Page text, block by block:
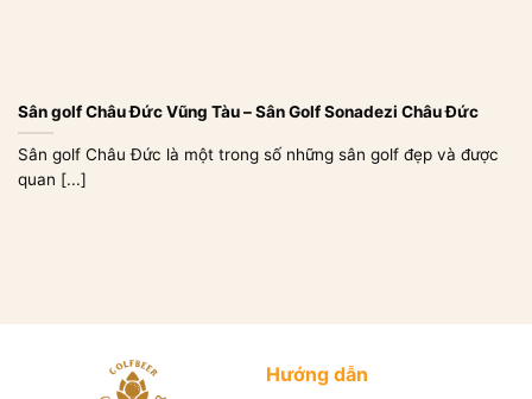
Sân golf Châu Đức Vũng Tàu – Sân Golf Sonadezi Châu Đức
Sân golf Châu Đức là một trong số những sân golf đẹp và được
quan [...]
Hướng dẫn